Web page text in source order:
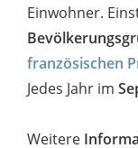
Einwohner.
französischen
Jedes Jahr im
Weitere